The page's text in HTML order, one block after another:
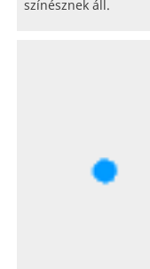
színésznek áll.